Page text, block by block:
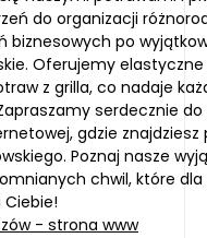
do organizacji
biznesowych po
Oferujemy
z grilla, co nadaje
serdecznie do
gdzie znajdziesz
Poznaj nasze
chwil, które dla
- strona www